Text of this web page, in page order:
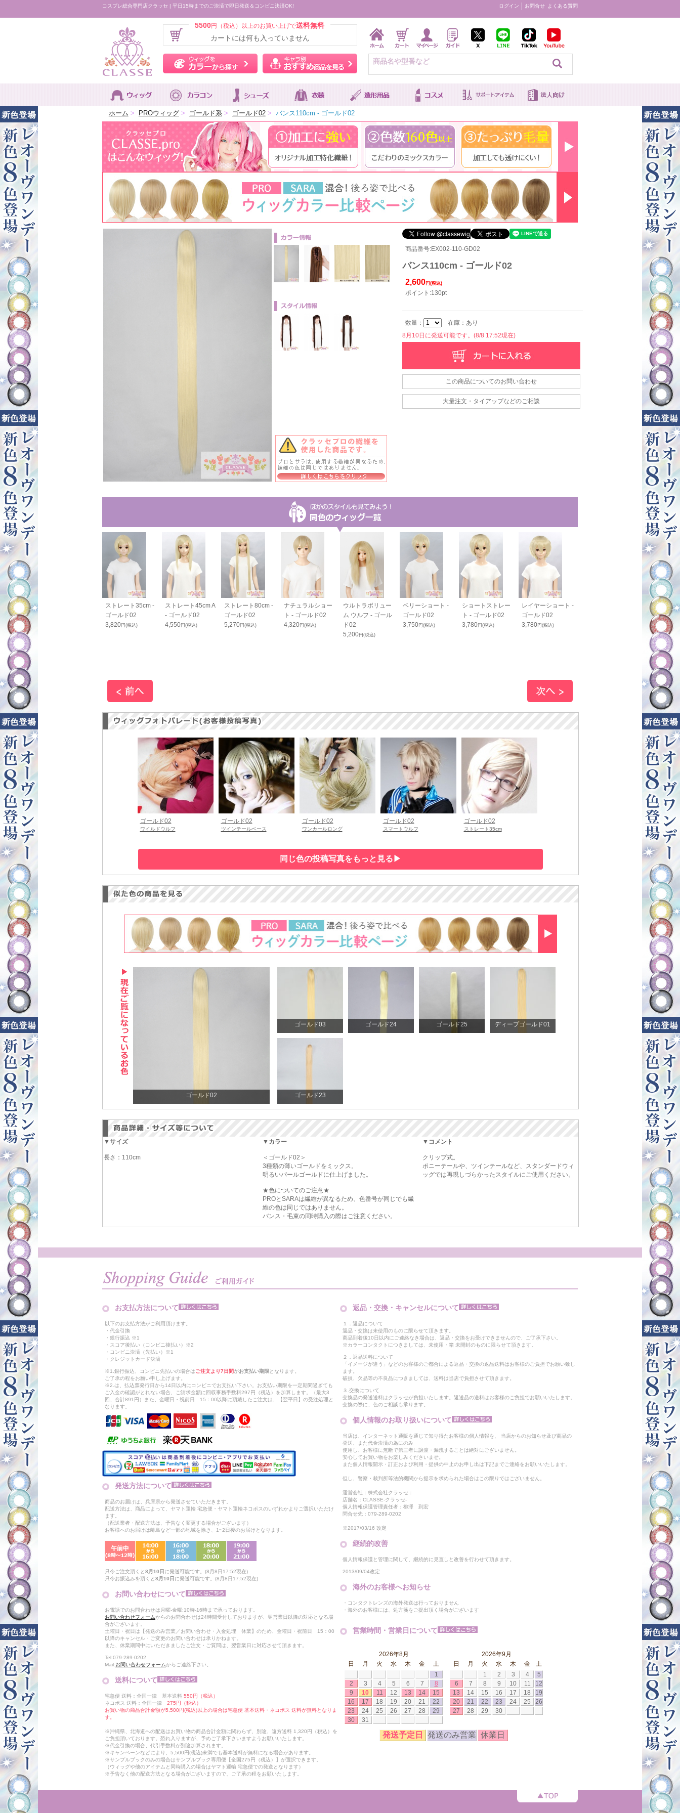
コスプレ総合専門店クラッセ | 平日15時までのご決済で即日発送＆コンビニ決済OK! ログイン お問合せ よくある質問
5500円（税込）以上のお買い上げで送料無料
カートには何も入っていません
ウィッグをカラーから探す キャラ別おすすめ商品を見る
ホーム > PROウィッグ > ゴールド系 > ゴールド02 > バンス110cm - ゴールド02
商品番号:EX002-110-GD02
バンス110cm - ゴールド02
2,600 円(税込)
ポイント:130pt
数量：
在庫：あり
8月10日に発送可能です。(8/8 17:52現在)
この商品についてのお問い合わせ
大量注文・タイアップなどのご相談
テールベー
ールド02
円(税込)
ストレート35cm -
ゴールド02
3,820円(税込)
ストレート45cm A
- ゴールド02
4,550円(税込)
ストレート80cm -
ゴールド02
5,270円(税込)
ナチュラルショー
ト - ゴールド02
4,320円(税込)
ウルトラボリュー
ム ウルフ - ゴール
ド02
5,200円(税込)
ベリーショート -
ゴールド02
3,750円(税込)
ショートストレー
ト - ゴールド02
3,780円(税込)
レイヤーショート -
ゴールド02
3,780円(税込)
スタンダード
ゴールド02
4,050円(税込)
ゴールド02
ワイルドウルフ
ゴールド02
ツインテールベース
ゴールド02
ワンカールロング
ゴールド02
スマートウルフ
ゴールド02
ストレート35cm
ゴールド02
ゴールド03 ゴールド24 ゴールド25 ディープゴールド01
ゴールド23
▼サイズ
長さ：110cm
▼カラー
＜ゴールド02＞
3種類の薄いゴールドをミックス。
明るいパールゴールドに仕上げました。
★色についてのご注意★
PROとSARAは繊維が異なるため、色番号が同じでも繊
維の色は同じではありません。
バンス・毛束の同時購入の際はご注意ください。
▼コメント
クリップ式。
ポニーテールや、ツインテールなど、スタンダードウィ
ッグでは再現しづらかったスタイルにご使用ください。
お支払方法について
以下のお支払方法がご利用頂けます。
・代金引換
・銀行振込 ※1
・スコア後払い（コンビニ後払い）※2
・コンビニ決済（先払い）※1
・クレジットカード決済
※1.銀行振込、コンビニ先払いの場合はご注文より7日間がお支払い期限 となります。
ご了承の程をお願い申し上げます。
※2.は、払込票発行日から14日以内にコンビニでお支払い下さい。お支払い期限を一定期間過ぎても
ご入金の確認がとれない場合、ご請求金額に回収事務手数料297円（税込）を加算します。（最大3
回、合計891円）また、金曜日・祝前日 15：00以降に頂戴したご注文は、【翌平日】の受注処理と
なります。
発送方法について
商品のお届けは、兵庫県から発送させていただきます。
配送方法は、商品によって、ヤマト運輸 宅急便・ヤマト運輸ネコポスのいずれかよりご選択いただけ
ます。
（配送業者・配送方法は、予告なく変更する場合がございます）
お客様へのお届けは離島など一部の地域を除き、1~2日後のお届けとなります。
只今ご注文頂くと8月10日 に発送可能です。(8月8日17:52現在)
只今お振込みを頂くと8月10日 に発送可能です。(8月8日17:52現在)
お問い合わせについて
お電話でのお問合わせは月曜-金曜:10時-16時まで承っております。
お問い合わせフォームからのお問合わせは24時間受付しておりますが、翌営業日以降の対応となる場
合がございます。
土曜日・祝日は【発送のみ営業／お問い合わせ・入金処理 休業】のため、金曜日・祝前日 15：00
以降のキャンセル・ご変更のお問い合わせは承りかねます。
また、休業期間中にいただきましたご注文・ご質問は、翌営業日に対応させて頂きます。
Tel:079-289-0202
Mail:お問い合わせフォームからご連絡下さい。
送料について
宅急便 送料：全国一律 基本送料 550円（税込）
ネコポス 送料：全国一律 275円（税込）
お買い物の商品合計金額が5,500円(税込)以上の場合は宅急便 基本送料・ネコポス 送料が無料となりま
す。
※沖縄県、北海道への配送はお買い物の商品合計金額に関わらず、別途、遠方送料 1,320円（税込）を
ご負担頂いております。恐れ入りますが、予めご了承下さいますようお願いいたします。
※代金引換の場合、代引手数料が別途加算されます。
※キャンペーンなどにより、5,500円(税込)未満でも基本送料が無料になる場合があります。
※サンプルブックのみの場合はサンプルブック専用便【全国275円（税込）】が選択できます。
（ウィッグや他のアイテムと同時購入の場合はヤマト運輸 宅急便での発送となります）
※予告なく他の配送方法となる場合がございますので、ご了承の程をお願いたします。
返品・交換・キャンセルについて
１．返品について
返品・交換は未使用のものに限らせて頂きます。
商品到着後10日以内にご連絡なき場合は、返品・交換をお受けできませんので、ご了承下さい。
※カラーコンタクトにつきましては、未使用・箱 未開封のものに限らせて頂きます。
２．返品送料について
「イメージが違う」などのお客様のご都合による返品・交換の返品送料はお客様のご負担でお願い致し
ます。
破損、欠品等の不良品につきましては、送料は当店で負担させて頂きます。
３.交換について
交換品の発送送料はクラッセが負担いたします。返送品の送料はお客様のご負担でお願いいたします。
交換の際に、色のご相談も承ります。
個人情報のお取り扱いについて
当店は、インターネット通販を通じて知り得たお客様の個人情報を、 当店からのお知らせ及び商品の
発送、また代金決済の為にのみ
使用し、お客様に無断で第三者に譲渡・漏洩することは絶対にございません。
安心してお買い物をお楽しみくださいませ。
また個人情報開示・訂正および利用・提供の中止のお申し出は下記までご連絡をお願いいたします。
但し、警察・裁判所等法的機関から提示を求められた場合はこの限りではございません。
運営会社：株式会社クラッセ：
店舗名：CLASSE-クラッセ-
個人情報保護管理責任者：柳澤 到宏
問合せ先：079-289-0202
※2017/03/16 改定
継続的改善
個人情報保護と管理に関して、継続的に見直しと改善を行わせて頂きます。
2013/09/04改定
海外のお客様へお知らせ
・コンタクトレンズの海外発送は行っておりません
・海外のお客様には、処方箋をご提出頂く場合がございます
営業時間・営業日について
2026年8月
日
月 火 水 木 金
土
1
2
3 4 5 6 7
8
9
10 11 12 13 14
15
16
17 18 19 20 21
22
23
24 25 26 27 28
29
30
31
2026年9月
日
月 火 水 木 金
土
1
2 3 4
5
6
7 8 9 10 11
12
13
14 15 16 17 18
19
20
21 22 23 24 25
26
27
28 29 30
発送予定日 発送のみ営業 休業日